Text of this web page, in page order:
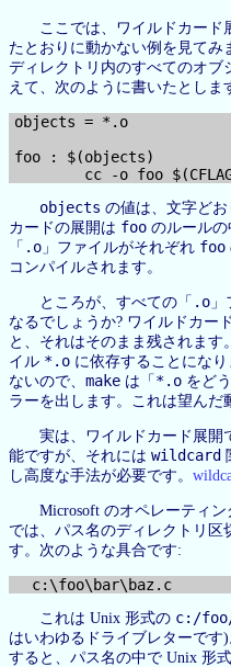
ここでは、ワイルドカード
たとおりに動かない例を見て
ディレクトリ内のすべてのオブ
えて、次のように書いたとしま
objects = *.o
foo : $(objects)
objects の値は、文字どお
カードの展開は foo のルールの
「 .o 」ファイルがそれぞれ foo
コンパイルされます。
ところが、すべての「 .o
なるでしょうか? ワイルドカー
と、それはそのまま残されます
イル *.o に依存することにな
ないので、 make は「 *.o をど
ラーを出します。これは望んだ
実は、ワイルドカード展開
能ですが、それには wildcard
し高度な手法が必要です。
Microsoft のオペレーティン
では、パス名のディレクトリ区
す。次のような具合です:
これは Unix 形式の c:/
はいわゆるドライブレターです)
すると、パス名の中で Unix 形